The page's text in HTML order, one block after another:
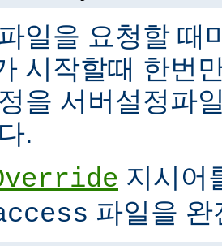
일을 요청할 때
시작할때 한번
을 서버설정파
.
지시어
파일을